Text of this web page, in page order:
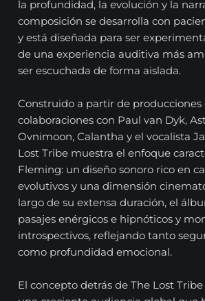
la profundidad, la evolución y la
composición se desarrolla con
y está diseñada para ser
de una experiencia auditiva más
ser escuchada de forma aislada.
Construido a partir de producciones
colaboraciones con Paul van Dyk,
Ovnimoon, Calantha y el vocalista
Lost Tribe muestra el enfoque
Fleming: un diseño sonoro rico en
evolutivos y una dimensión
largo de su extensa duración, el
pasajes enérgicos e hipnóticos y
introspectivos, reflejando tanto
como profundidad emocional.
El concepto detrás de The Lost